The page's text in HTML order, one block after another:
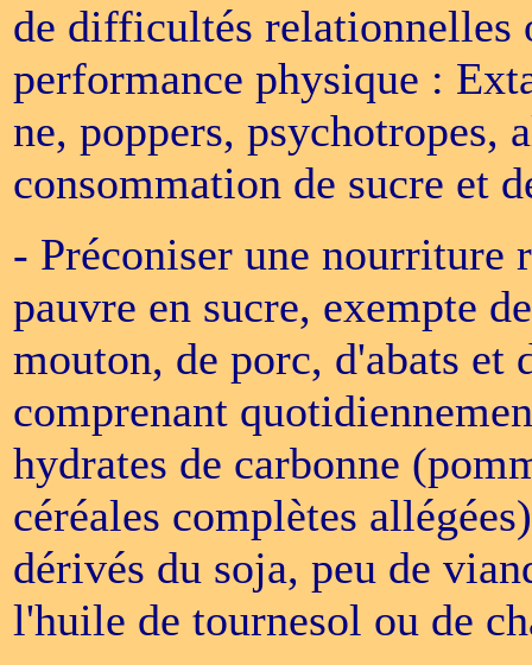
de difficultés relationnelles
performance physique :
ne, poppers,
consommation de sucre et
- Préconiser une nourriture
pauvre en sucre, exempte
mouton, de porc, d'abats et
comprenant
hydrates de carbonne
céréales complètes
dérivés du soja, peu de
l'huile de tournesol ou de